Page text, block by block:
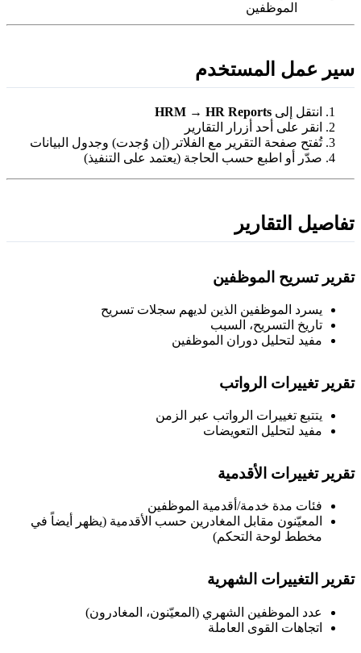
الموظفين
عمل المستخدم
انتقل إلى HRM→HR Reports
انقر على أحد أزرار التقارير
تُفتح صفحة التقرير مع الفلاتر (إن وُجدت) وجدول البيانات
صدّر أو اطبع حسب الحاجة (يعتمد على التنفيذ)
التقارير
تسريح الموظفين
يسرد الموظفين الذين لديهم سجلات تسريح
تاريخ التسريح، السبب
مفيد لتحليل دوران الموظفين
تغييرات الرواتب
يتتبع تغييرات الرواتب عبر الزمن
مفيد لتحليل التعويضات
تغييرات الأقدمية
فئات مدة خدمة/أقدمية الموظفين
المعيّنون مقابل المغادرين حسب الأقدمية (يظهر أيضاً في
مخطط لوحة التحكم)
التغييرات الشهرية
عدد الموظفين الشهري (المعيّنون، المغادرون)
اتجاهات القوى العاملة